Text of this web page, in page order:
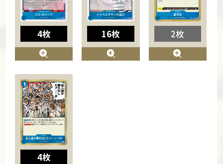
4枚 16枚 2枚
4枚